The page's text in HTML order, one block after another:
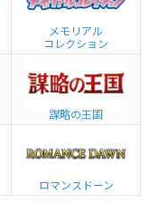
メモリアル
コレクション
謀略の王国
ロマンスドーン